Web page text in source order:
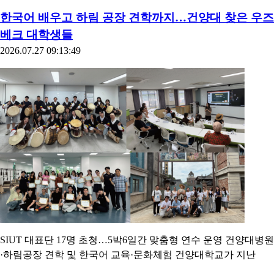
한국어 배우고 하림 공장 견학까지…건양대 찾은 우즈
베크 대학생들
2026.07.27 09:13:49
SIUT 대표단 17명 초청…5박6일간 맞춤형 연수 운영 건양대병원
·하림공장 견학 및 한국어 교육·문화체험 건양대학교가 지난